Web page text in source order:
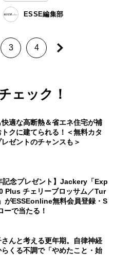
ESSE編集部
3 4
ェック！
適な高断熱＆省エネ住宅が補
トクに建てられる！＜無料カタ
レゼントのチャンスも＞
記念プレゼント】Jackery「Exp
Plus チェリーブロッサム／Tur
がESSEonline無料会員登録・S
ーで当たる！
んと考える更年期。自律神経
くる不調で「やめたこと・始